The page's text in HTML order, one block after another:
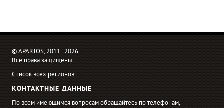
© APARTOS, 2011−2026
Все права защищены
Список всех регионов
КОНТАКТНЫЕ ДАННЫЕ
По всем имеющимся вопросам обращайтесь по телефонам,